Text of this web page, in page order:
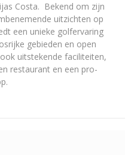
Costa. Bekend om zijn
uitzichten op
een unieke golfervaring
gebieden en open
uitstekende faciliteiten,
restaurant en een pro-